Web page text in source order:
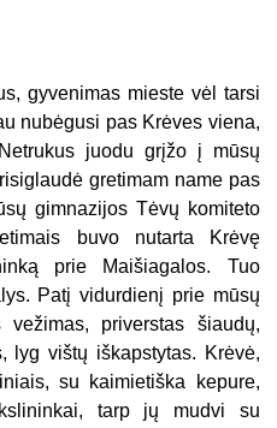
gyvenimas mieste vėl tarsi
nubėgusi pas Krėves viena,
juodu grįžo į mūsų
gretimam name pas
gimnazijos Tėvų komiteto
buvo nutarta Krėvę
prie Maišiagalos. Tuo
Patį vidurdienį prie mūsų
priverstas šiaudų,
lyg vištų iškapstytas. Krėvė,
su kaimietiška kepure,
tarp jų mudvi su